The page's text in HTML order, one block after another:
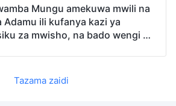
Mungu amekuwa mwili na
Adamu ili kufanya kazi ya
za mwisho, na bado wengi wa
hili hasa aya za
… atakuja kwa namna hiyo hiyo
Tazama zaidi